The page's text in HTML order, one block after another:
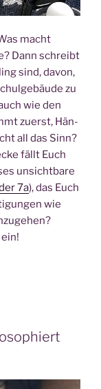
macht
Dann schreibt
sind, davon,
zu
wie den
zuerst, Hän­
all das Sinn?
fällt Euch
unsicht­ba­re
7a), das Euch
wie